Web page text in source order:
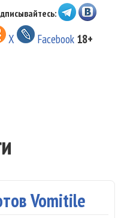
X Facebook 18+
Vomitile